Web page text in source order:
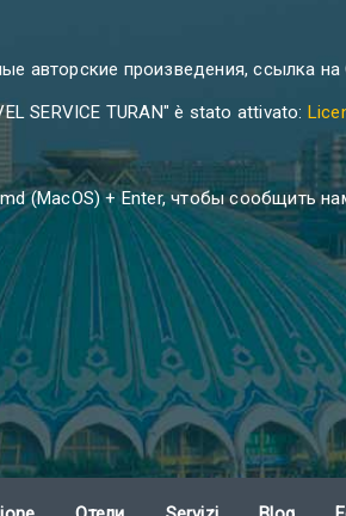
авторские произведения, ссылка на
SERVICE TURAN" è stato attivato:
(MacOS) + Enter, чтобы сообщить